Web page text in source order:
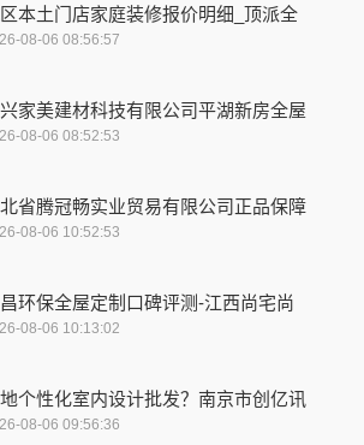
本土门店家庭装修报价明细_顶派全
08-06 08:56:57
家美建材科技有限公司平湖新房全屋
08-06 08:52:53
省腾冠畅实业贸易有限公司正品保障
08-06 10:52:53
环保全屋定制口碑评测-江西尚宅尚
08-06 10:13:02
个性化室内设计批发？南京市创亿讯
08-06 09:56:36